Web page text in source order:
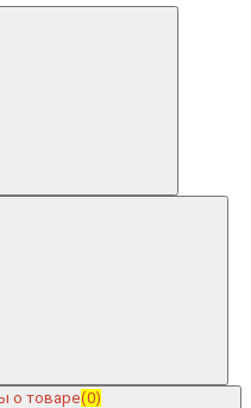
о товаре(0)